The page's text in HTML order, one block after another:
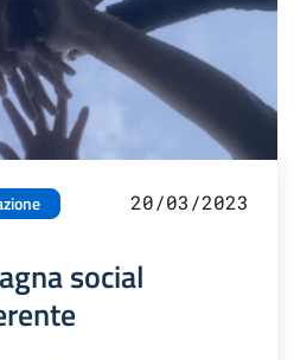
20/03/2023
social